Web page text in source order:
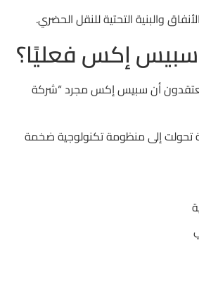
والبنية التحتية للنقل الحضري.
سبيس إكس فعليًا؟
يعتقدون أن سبيس إكس مجرد “شركة
تحولت إلى منظومة تكنولوجية ضخمة